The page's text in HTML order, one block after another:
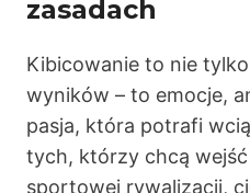
zasadach
Kibicowanie to nie
wyników – to emocje,
pasja, która potrafi
tych, którzy chcą wejść
sportowej rywalizacji,